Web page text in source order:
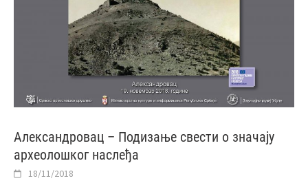
Александровац – Подизање свести о значају
археолошког наслеђа
18/11/2018